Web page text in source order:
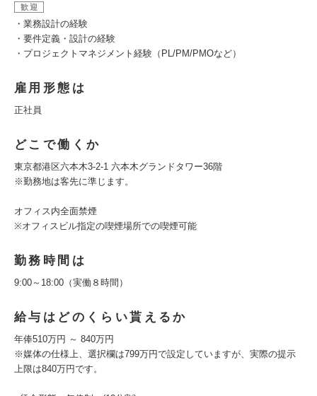
歓迎
・業務設計の経験
・要件定義・設計の経験
・プロジェクトマネジメント経験（PL/PM/PMOなど）
雇用形態は
正社員
どこで働くか
東京都港区六本木3-2-1 六本木グランドタワー36階
※勤務地は客先に準じます。
オフィス内全面禁煙
※オフィスビル指定の喫煙場所での喫煙可能
勤務時間は
9:00～18:00（実働８時間）
給与はどのくらい貰えるか
年俸510万円 ～ 840万円
※媒体の仕様上、選択欄は799万円で設定していますが、実際の提示
上限は840万円です。